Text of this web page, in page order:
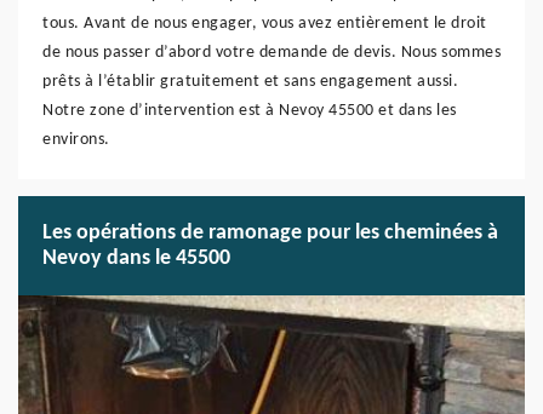
tous. Avant de nous engager, vous avez entièrement le droit
de nous passer d’abord votre demande de devis. Nous sommes
prêts à l’établir gratuitement et sans engagement aussi.
Notre zone d’intervention est à Nevoy 45500 et dans les
environs.
Les opérations de ramonage pour les cheminées à
Nevoy dans le 45500